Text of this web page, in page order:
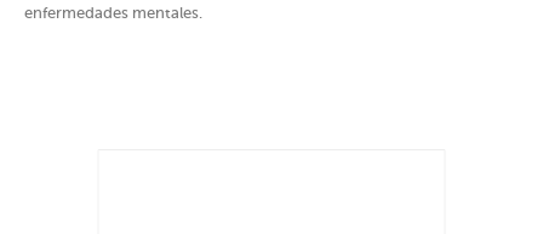
enfermedades mentales.